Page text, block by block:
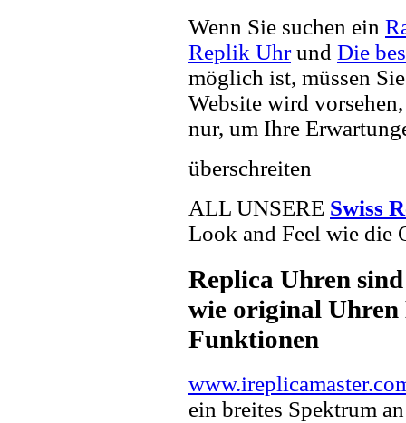
Wenn Sie suchen ein
Replik Uhrund Die
möglich ist, müssen
Website wird
nur, um Ihre
überschreiten
ALL UNSERE Swiss
Look and Feel wie die
Replica Uhren
wie original Uhren
Funktionen
ein breites Spektrum